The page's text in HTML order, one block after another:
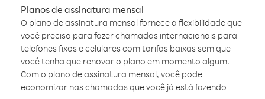
Planos de assinatura mensal
O plano de assinatura mensal fornece a flexibilidade que
você precisa para fazer chamadas internacionais para
telefones fixos e celulares com tarifas baixas sem que
você tenha que renovar o plano em momento algum.
Com o plano de assinatura mensal, você pode
economizar nas chamadas que você já está fazendo